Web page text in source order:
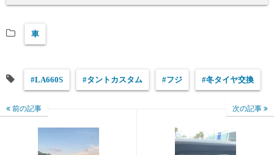
車
#LA660S #タントカスタム #フジ #冬タイヤ交換
前の記事 次の記事